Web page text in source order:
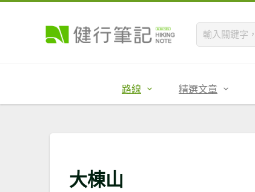
路線 精選文章
大棟山